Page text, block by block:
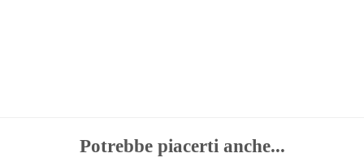
Potrebbe piacerti anche...